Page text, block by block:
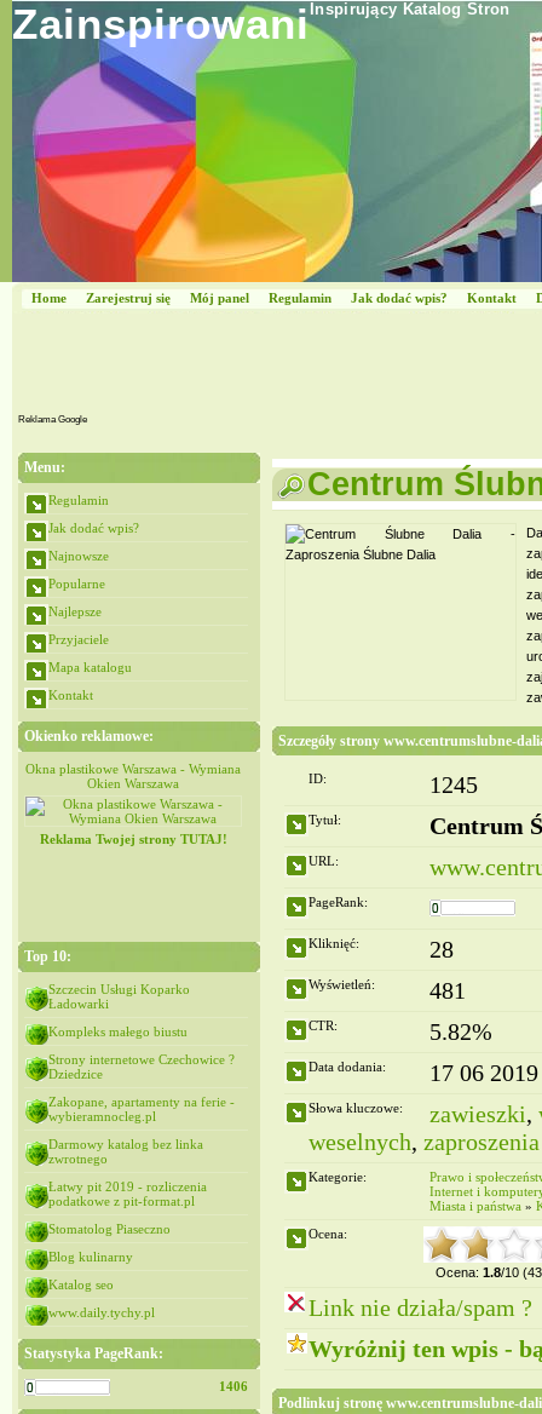
Zainspirowani Inspirujący Katalog Stron
Home Zarejestruj się Mój panel Regulamin Jak dodać wpis? Kontakt
Reklama Google
Menu:
Regulamin
Jak dodać wpis?
Najnowsze
Popularne
Najlepsze
Przyjaciele
Mapa katalogu
Kontakt
Okienko reklamowe:
Okna plastikowe Warszawa - Wymiana
Okien Warszawa
Okien Warszawa
Reklama Twojej strony TUTAJ!
Top 10:
Szczecin Usługi Koparko
Ładowarki
Kompleks małego biustu
Strony internetowe Czechowice ?
Dziedzice
Zakopane, apartamenty na ferie -
wybieramnocleg.pl
Darmowy katalog bez linka
zwrotnego
Łatwy pit 2019 - rozliczenia
podatkowe z pit-format.pl
Stomatolog Piaseczno
Blog kulinarny
Katalog seo
www.daily.tychy.pl
Statystyka PageRank:
1406
Centrum
Szczegóły strony www.centrumslubne-
ID: 1245
Tytuł: Centrum
URL:
PageRank:
Kliknięć: 28
Wyświetleń: 481
CTR: 5.82%
Data dodania: 17 06 2019
Słowa kluczowe: zawieszki,
weselnych,
Kategorie:
Prawo i
Internet i
Miasta i państwa »
Ocena:
Ocena: 1.8/10
Link nie działa/spam ?
Wyróżnij ten wpis -
Podlinkuj stronę www.centrumslubne-